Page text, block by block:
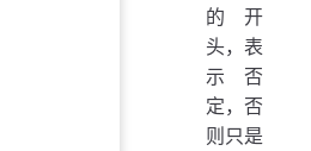
的开
头，表
示否
定，否
则只是